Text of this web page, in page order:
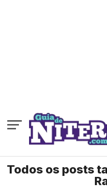
Todos os posts